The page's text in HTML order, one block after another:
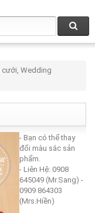
Wedding
- Bạn có thể thay
đổi màu sắc sản
phẩm.
- Liên Hệ: 0908
645049 (Mr.Sang) -
0909 864303
(Mrs.Hiền)